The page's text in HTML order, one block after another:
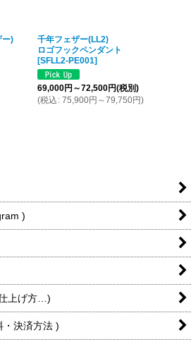
ー)
千年フェザー(LL2)
ロゴフックペンダント
[SFLL2-PE001]
69,000円 ～72,500円(税別)
(税込 : 75,900円 ～79,750円)
)
上げ方…)
・決済方法 )